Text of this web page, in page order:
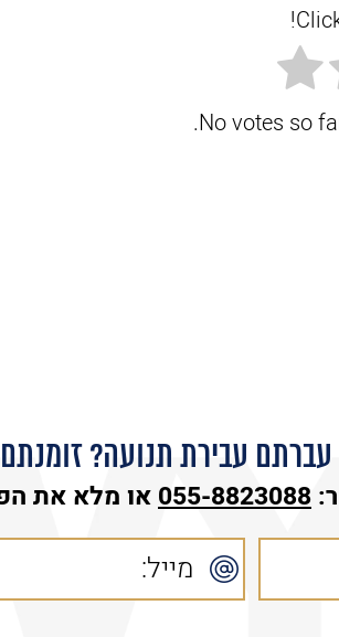
No votes so
עברתם עבירת תנועה?
055-8823088 או מלא את